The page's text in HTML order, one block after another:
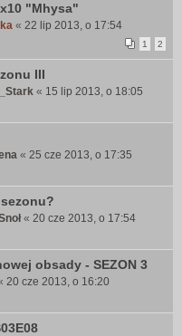
"Mhysa"
« 22 lip 2013, o 17:54
1 2
III
« 15 lip 2013, o 18:05
« 25 cze 2013, o 17:35
« 20 cze 2013, o 17:54
obsady - SEZON 3
20 cze 2013, o 16:20